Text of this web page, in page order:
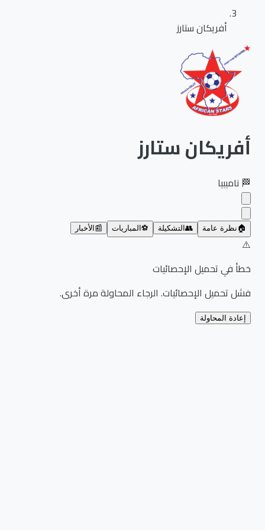
أفريكان ستارز
أفريكان ستارز
ناميبيا
نظرة عامة 👥 التشكيلة ⚽ المباريات 📰 الأخبار
خطأ في تحميل الإحصائيات
فشل تحميل الإحصائيات. الرجاء المحاولة مرة أخرى.
إعادة المحاولة